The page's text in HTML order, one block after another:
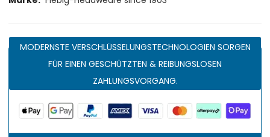
MODERNSTE VERSCHLÜSSELUNGSTECHNOLOGIEN SORGEN
FÜR EINEN GESCHÜTZTEN & REIBUNGSLOSEN
ZAHLUNGSVORGANG.